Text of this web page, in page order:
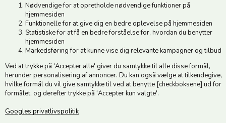
Nødvendige for at opretholde nødvendige funktioner på
hjemmesiden
Funktionelle for at give dig en bedre oplevelse på hjemmesiden
Statistiske for at få en bedre forståelse for, hvordan du benytter
hjemmesiden
Markedsføring for at kunne vise dig relevante kampagner og tilbud
Ved at trykke på 'Accepter alle' giver du samtykke til alle disse formål,
herunder personalisering af annoncer. Du kan også vælge at tilkendegive,
hvilke formål du vil give samtykke til ved at benytte [checkboksene] ud for
formålet, og derefter trykke på 'Accepter kun valgte'.
Googles privatlivspolitik
Åbningstider: Man-Fre 9.00-17.00 | Middagslukket 12.00-12.30 |
Lørdag 9.00-12.00
Hold dig opdateret
Tilmeld dig vores nyhedsbrev og modtag gode tilbud :)